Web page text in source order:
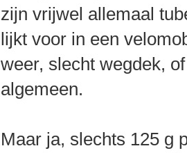
zijn vrijwel allemaal
lijkt voor in een
weer, slecht wegdek,
algemeen.
Maar ja, slechts 125 g